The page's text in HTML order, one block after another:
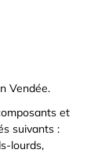
Vendée.
et
suivants :
lourds,